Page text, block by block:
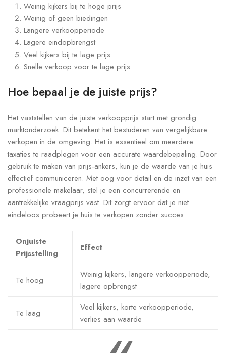
Weinig kijkers bij te hoge prijs
Weinig of geen biedingen
Langere verkoopperiode
Lagere eindopbrengst
Veel kijkers bij te lage prijs
Snelle verkoop voor te lage prijs
Hoe bepaal je de juiste prijs?
Het vaststellen van de juiste verkoopprijs start met grondig
marktonderzoek. Dit betekent het bestuderen van vergelijkbare
verkopen in de omgeving. Het is essentieel om meerdere
taxaties te raadplegen voor een accurate waardebepaling. Door
gebruik te maken van prijs-ankers, kun je de waarde van je huis
effectief communiceren. Met oog voor detail en de inzet van een
professionele makelaar, stel je een concurrerende en
aantrekkelijke vraagprijs vast. Dit zorgt ervoor dat je niet
eindeloos probeert je huis te verkopen zonder succes.
Onjuiste
Prijsstelling
Effect
Te hoog
Weinig kijkers, langere verkoopperiode,
lagere opbrengst
Te laag
Veel kijkers, korte verkoopperiode,
verlies aan waarde